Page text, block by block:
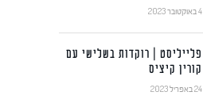
4 באוקטובר 2023
פלייליסט | רוקדות בשלישי עם
קורין קיציס
24 באפריל 2023